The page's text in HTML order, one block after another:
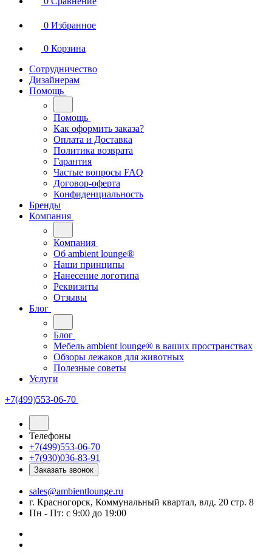
0 Избранное
0 Корзина
Сотрудничество
Дизайнерам
Помощь
Помощь
Как оформить заказа?
Оплата и Доставка
Политика возврата
Гарантия
Частые вопросы FAQ
Договор-оферта
Конфиденциальность
Бренды
Компания
Компания
Oб ambient lounge®
Наши принципы
Нанесение логотипа
Реквизиты
Отзывы
Блог
Блог
Мебель ambient lounge® в ваших пространствах
Обзоры лежаков для животных
Полезные советы
Услуги
+7(499)553-06-70
Телефоны
+7(499)553-06-70
+7(930)036-83-91
Заказать звонок
sales@ambientlounge.ru
г. Красногорск, Коммунальный квартал, влд. 20 стр. 8
Пн - Пт: с 9:00 до 19:00